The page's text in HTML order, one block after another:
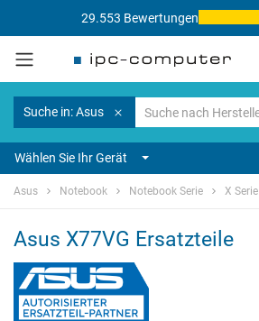
29.553 Bewertungen
Suche in: Asus
Wählen Sie Ihr Gerät
Asus Notebook Notebook Serie X Serie
Asus X77VG Ersatzteile